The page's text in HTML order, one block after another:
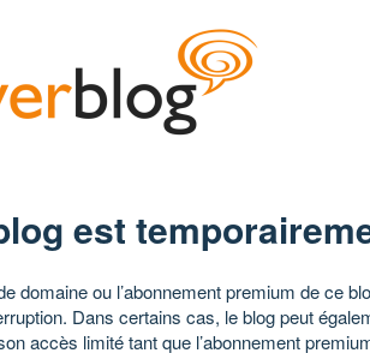
est
domaine ou l’abonnement premium de ce
Dans certains cas, le blog peut
accès limité tant que l’abonnement